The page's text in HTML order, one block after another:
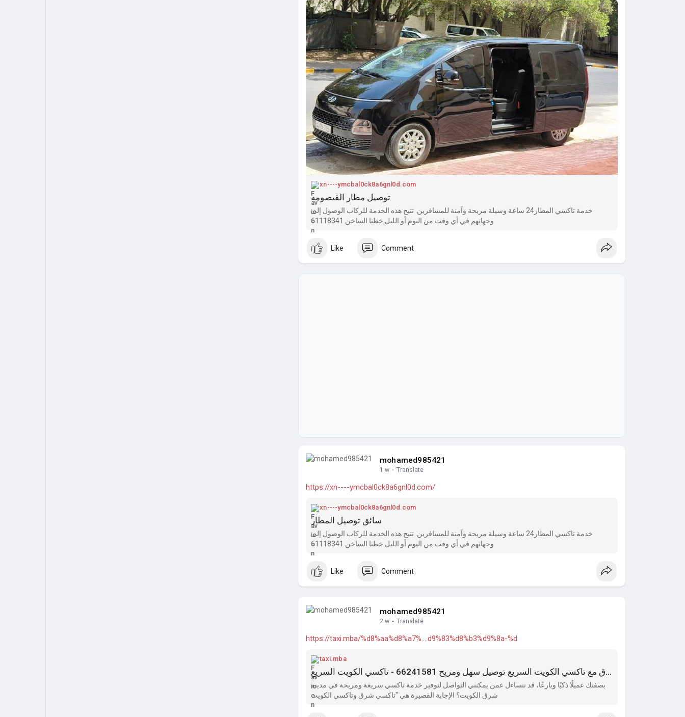
xn----ymcbal0ck8a6gnl0d.com
توصيل مطار القيصومه
خدمة تاكسي المطار24 ساعة وسيلة مريحة وآمنة للمسافرين. تتيح هذه الخدمة للركاب الوصول إلى
وجهاتهم في أي وقت من اليوم أو الليل خطنا الساخن 61118341
Like Comment
mohamed985421
1 w · Translate
https://xn----ymcbal0ck8a6gnl0d.com/
xn----ymcbal0ck8a6gnl0d.com
سائق توصيل المطار
خدمة تاكسي المطار24 ساعة وسيلة مريحة وآمنة للمسافرين. تتيح هذه الخدمة للركاب الوصول إلى
وجهاتهم في أي وقت من اليوم أو الليل خطنا الساخن 61118341
Like Comment
mohamed985421
2 w · Translate
https://taxi.mba/%d8%aa%d8%a7%....d9%83%d8%b3%d9%8a-%d
taxi.mba
تاكسي شرق مع تاكسي الكويت السريع توصيل سهل ومريح 66241581 - تاكسي الكويت السريع
بصفتك عميلًا ذكيًا وبارعًا، قد تتساءل عمن يمكنني التواصل لتوفير خدمة تاكسي سريعة ومريحة في مدينة
شرق الكويت؟ الإجابة القصيرة هي "تاكسي شرق وتاكسي الكويت